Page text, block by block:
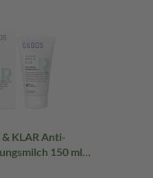
KLAR Anti-
150 ml